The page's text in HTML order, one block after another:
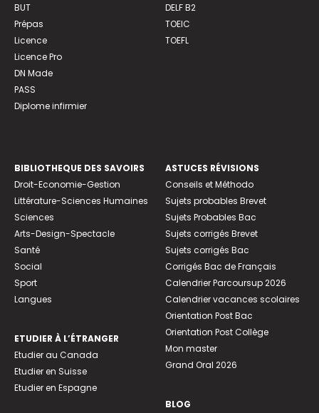
BUT
Prépas
Licence
Licence Pro
DN Made
PASS
Diplome infirmier
DELF B2
TOEIC
TOEFL
BIBLIOTHEQUE DES SAVOIRS
Droit-Economie-Gestion
Littérature-Sciences Humaines
Sciences
Arts-Design-Spectacle
Santé
Social
Sport
Langues
ETUDIER À L’ÉTRANGER
Etudier au Canada
Etudier en Suisse
Etudier en Espagne
ASTUCES RÉVISIONS
Conseils et Méthodo
Sujets probables Brevet
Sujets Probables Bac
Sujets corrigés Brevet
Sujets corrigés Bac
Corrigés Bac de Français
Calendrier Parcoursup 2026
Calendrier vacances scolaires
Orientation Post Bac
Orientation Post Collège
Mon master
Grand Oral 2026
BLOG